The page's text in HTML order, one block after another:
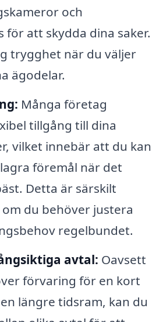
och
för att skydda dina saker.
trygghet när du väljer
ägodelar.
Många företag
tillgång till dina
vilket innebär att du kan
föremål när det
Detta är särskilt
du behöver justera
regelbundet.
avtal: Oavsett
förvaring för en kort
längre tidsram, kan du